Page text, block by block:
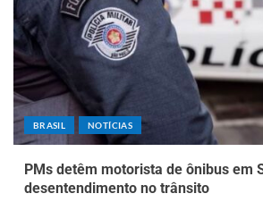
BRASIL NOTÍCIAS
PMs detêm motorista de ônibus em
desentendimento no trânsito